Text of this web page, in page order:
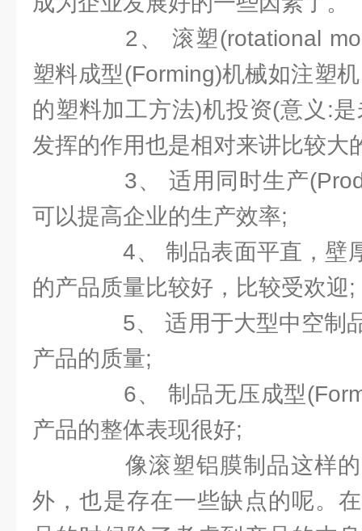
2、 滚塑(rotational
塑料成型(Forming)机械如注塑
的塑料加工方法)机投资(意义:
发挥的作用也是相对来讲比较大
3、 适用同时生产
可以提高企业的生产效率;
4、 制品表面平直，壁
的产品质量比较好，比较受欢迎;
5、 适用于大型中空制
产品的质量;
6、 制品无压成型
产品的整体表现很好;
像滚塑铝膜制品这样的
外，也是存在一些缺点的呢。